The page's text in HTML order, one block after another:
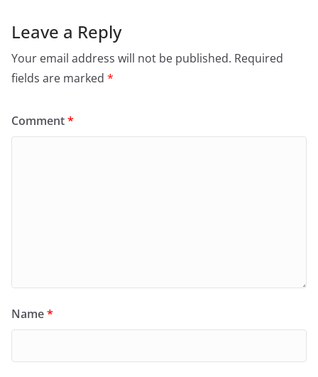
Leave a Reply
Your email address will not be published. Required
fields are marked *
Comment*
Name*